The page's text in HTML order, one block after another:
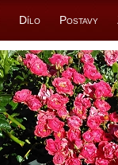
Dílo Postavy